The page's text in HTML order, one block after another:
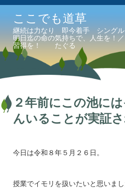
ここでも道草
継続は力なり 即今着手 シング
明日迄の命の気持ちで、人生を！
習得を！ たぐる
２年前にこの池に
んいることが実証
今日は令和８年５月２６日。
授業でイモリを扱いたいと思いまし